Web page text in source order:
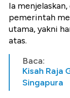
Ia
pemerintah
utama, yakni
atas.
Baca:
Kisah Raja
Singapura